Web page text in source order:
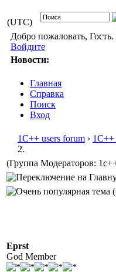
(UTC)
Добро пожаловать,
Войдите
Новости:
Главная
Справка
Поиск
Вход
1С++ users forum › 1С++
2.
(Группа Модераторов:
Eprst
God Member